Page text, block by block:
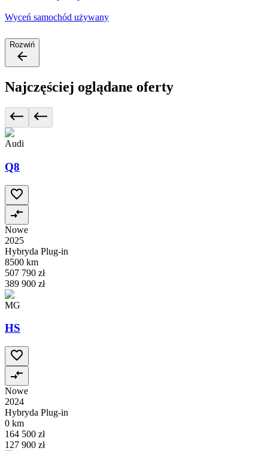
Wyceń samochód używany
Rozwiń
Najczęściej oglądane oferty
Audi
Q8
Nowe
2025
Hybryda Plug-in
8500 km
507 790 zł
389 900 zł
MG
HS
Nowe
2024
Hybryda Plug-in
0 km
164 500 zł
127 900 zł